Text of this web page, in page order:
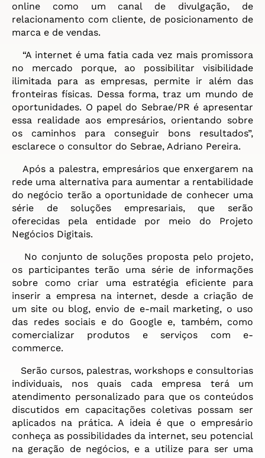
online como um canal de divulgação, de
relacionamento com cliente, de posicionamento de
marca e de vendas.
“A internet é uma fatia cada vez mais promissora
no mercado porque, ao possibilitar visibilidade
ilimitada para as empresas, permite ir além das
fronteiras físicas. Dessa forma, traz um mundo de
oportunidades. O papel do Sebrae/PR é apresentar
essa realidade aos empresários, orientando sobre
os caminhos para conseguir bons resultados”,
esclarece o consultor do Sebrae, Adriano Pereira.
Após a palestra, empresários que enxergarem na
rede uma alternativa para aumentar a rentabilidade
do negócio terão a oportunidade de conhecer uma
série de soluções empresariais, que serão
oferecidas pela entidade por meio do Projeto
Negócios Digitais.
No conjunto de soluções proposta pelo projeto,
os participantes terão uma série de informações
sobre como criar uma estratégia eficiente para
inserir a empresa na internet, desde a criação de
um site ou blog, envio de e-mail marketing, o uso
das redes sociais e do Google e, também, como
comercializar produtos e serviços com e-
commerce.
Serão cursos, palestras, workshops e consultorias
individuais, nos quais cada empresa terá um
atendimento personalizado para que os conteúdos
discutidos em capacitações coletivas possam ser
aplicados na prática. A ideia é que o empresário
conheça as possibilidades da internet, seu potencial
na geração de negócios, e a utilize para ser uma